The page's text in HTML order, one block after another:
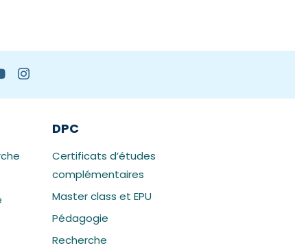
DPC
Certificats d’études
complémentaires
Master class et EPU
Pédagogie
Recherche